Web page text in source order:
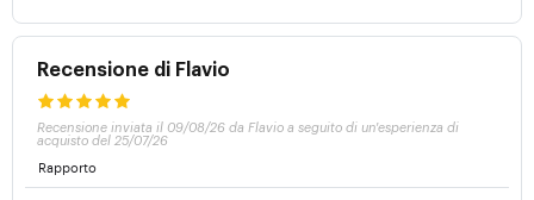
Recensione di Flavio
Recensione inviata il 09/08/26 da Flavio a seguito di un'esperienza di
acquisto del 25/07/26
Rapporto